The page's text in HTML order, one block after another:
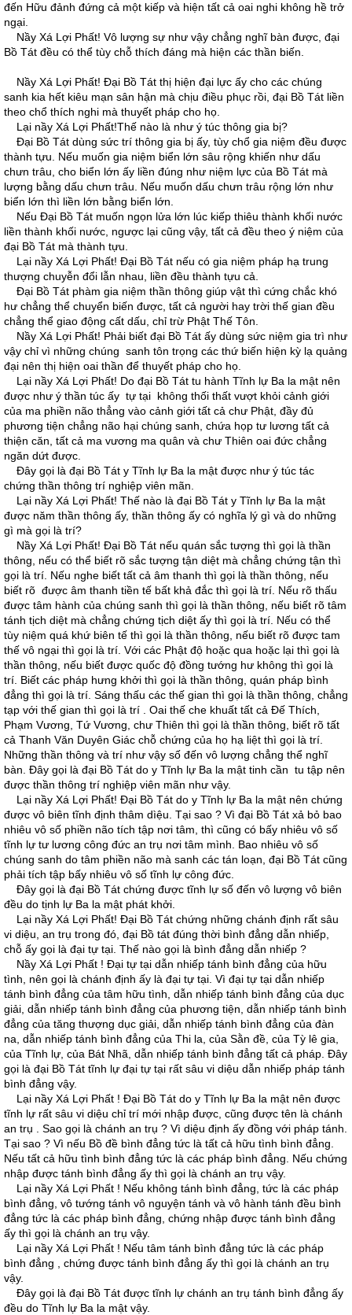
đến Hữu đảnh đứng cả một kiếp và hiện tất cả oai nghi không hề trở
ngại.
Nầy Xá Lợi Phất! Vô lượng sự như vậy chẳng nghĩ bàn được, đại
Bồ Tát đều có thể tùy chỗ thích đáng mà hiện các thần biến.
Nầy Xá Lợi Phất! Ðại Bồ Tát thị hiện đại lực ấy cho các chúng
sanh kia hết kiêu mạn sân hận mà chịu điều phục rồi, đại Bồ Tát liền
theo chổ thích nghi mà thuyết pháp cho họ.
Lại nầy Xá Lợi Phất!Thế nào là như ý túc thông gia bị?
Ðại Bồ Tát dùng sức trí thông gia bị ấy, tùy chổ gia niệm đều được
thành tựu. Nếu muốn gia niệm biển lớn sâu rộng khiến như dấu
chưn trâu, cho biển lớn ấy liền đúng như niệm lực của Bồ Tát mà
lượng bằng dấu chưn trâu. Nếu muốn dấu chưn trâu rộng lớn như
biển lớn thì liền lớn bằng biển lớn.
Nếu Ðại Bồ Tát muốn ngọn lửa lớn lúc kiếp thiêu thành khối nước
liền thành khối nước, ngược lại cũng vậy, tất cả đều theo ý niệm của
đại Bồ Tát mà thành tựu.
Lại nầy Xá Lợi Phất! Ðại Bồ Tát nếu có gia niệm pháp hạ trung
thượng chuyễn đổi lẫn nhau, liền đều thành tựu cả.
Ðại Bồ Tát phàm gia niệm thần thông giúp vật thì cứng chắc khó
hư chẳng thể chuyển biến được, tất cả người hay trời thế gian đều
chẳng thể giao động cất dấu, chỉ trừ Phật Thế Tôn.
Nầy Xá Lợi Phất! Phải biết đại Bồ Tát ấy dùng sức niệm gia trì như
vậy chỉ vì những chúng sanh tôn trọng các thứ biến hiện kỳ lạ quảng
đại nên thị hiện oai thần để thuyết pháp cho họ.
Lại nầy Xá Lợi Phất! Do đại Bồ Tát tu hành Tĩnh lự Ba la mật nên
được như ý thần túc ấy tự tại không thối thất vượt khỏi cảnh giới
của ma phiền não thẳng vào cảnh giới tất cả chư Phật, đầy đủ
phương tiện chẳng não hại chúng sanh, chứa họp tư lương tất cả
thiện căn, tất cả ma vương ma quân và chư Thiên oai đức chẳng
ngăn dứt được.
Ðây gọi là đại Bồ Tát y Tĩnh lự Ba la mật được như ý túc tác
chứng thần thông trí nghiệp viên mãn.
Lại nầy Xá Lợi Phất! Thế nào là đại Bồ Tát y Tĩnh lự Ba la mật
được năm thần thông ấy, thần thông ấy có nghĩa lý gì và do những
gì mà gọi là trí?
Nầy Xá Lợi Phất! Ðại Bồ Tát nếu quán sắc tượng thì gọi là thần
thông, nếu có thể biết rõ sắc tượng tận diệt mà chẳng chứng tận thì
gọi là trí. Nếu nghe biết tất cả âm thanh thì gọi là thần thông, nếu
biết rõ được âm thanh tiền tế bất khả đắc thì gọi là trí. Nếu rõ thấu
được tâm hành của chúng sanh thì gọi là thần thông, nếu biết rõ tâm
tánh tịch diệt mà chẳng chứng tịch diệt ấy thì gọi là trí. Nếu có thể
tùy niệm quá khứ biên tế thì gọi là thần thông, nếu biết rõ được tam
thế vô ngại thì gọi là trí. Với các Phật độ hoặc qua hoặc lại thì gọi là
thần thông, nếu biết được quốc độ đồng tướng hư không thì gọi là
trí. Biết các pháp hưng khởi thì gọi là thần thông, quán pháp bình
đẳng thì gọi là trí. Sáng thấu các thế gian thì gọi là thần thông, chẳng
tạp với thế gian thì gọi là trí . Oai thế che khuất tất cả Ðế Thích,
Phạm Vương, Tứ Vương, chư Thiên thì gọi là thần thông, biết rõ tất
cả Thanh Văn Duyên Giác chỗ chứng của họ hạ liệt thì gọi là trí.
Những thần thông và trí như vậy số đến vô lượng chẳng thể nghĩ
bàn. Ðây gọi là đại Bồ Tát do y Tĩnh lự Ba la mật tinh cần tu tập nên
được thần thông trí nghiệp viên mãn như vậy.
Lại nầy Xá Lợi Phất! Ðại Bồ Tát do y Tĩnh lự Ba la mật nên chứng
được vô biên tĩnh định thâm dìệu. Tại sao ? Vì đại Bồ Tát xả bỏ bao
nhiêu vô số phiền não tích tập nơi tâm, thì cũng có bấy nhiêu vô số
tĩnh lự tư lương công đức an trụ nơi tâm mình. Bao nhiêu vô số
chúng sanh do tâm phiền não mà sanh các tán loạn, đại Bồ Tát cũng
phải tích tập bấy nhiêu vô số tĩnh lự công đức.
Ðây gọi là đại Bồ Tát chứng được tĩnh lự số đến vô lượng vô biên
đều do tịnh lự Ba la mật phát khởi.
Lại nầy Xá Lợi Phất! Ðại Bồ Tát chứng những chánh định rất sâu
vi diệu, an trụ trong đó, đại Bồ tát đúng thời bình đẳng dẫn nhiếp,
chỗ ấy gọi là đại tự tại. Thế nào gọi là bình đẳng dẫn nhiếp ?
Nầy Xá Lợi Phất ! Ðại tự tại dẫn nhiếp tánh bình đẳng của hữu
tình, nên gọi là chánh định ấy là đại tự tại. Vì đại tự tại dẫn nhiếp
tánh bình đẳng của tâm hữu tình, dẫn nhiếp tánh bình đẳng của dục
giải, dẫn nhiếp tánh bình đẳng của phương tiện, dẫn nhiếp tánh bình
đẳng của tăng thượng dục giải, dẫn nhiếp tánh bình đẳng của đàn
na, dẫn nhiếp tánh bình đẳng của Thi la, của Sằn đề, của Tỳ lê gia,
của Tĩnh lự, của Bát Nhã, dẫn nhiếp tánh bình đẳng tất cả pháp. Ðây
gọi là đại Bồ Tát tĩnh lự đại tự tại rất sâu vi diệu dẫn nhiếp pháp tánh
bình đẳng vậy.
Lại nầy Xá Lợi Phất ! Ðại Bồ Tát do y Tĩnh lự Ba la mật nên được
tĩnh lự rất sâu vi diệu chỉ trí mới nhập được, cũng được tên là chánh
an trụ . Sao gọi là chánh an trụ ? Vì diệu định ấy đồng với pháp tánh.
Tại sao ? Vì nếu Bồ đề bình đẳng tức là tất cả hữu tình bình đẳng.
Nếu tất cả hữu tình bình đẳng tức là các pháp bình đẳng. Nếu chứng
nhập được tánh bình đẳng ấy thì gọi là chánh an trụ vậy.
Lại nầy Xá Lợi Phất ! Nếu không tánh bình đẳng, tức là các pháp
bình đẳng, vô tướng tánh vô nguyện tánh và vô hành tánh đều bình
đẳng tức là các pháp bình đẳng, chứng nhập được tánh bình đẳng
ấy thì gọi là chánh an trụ vậy.
Lại nầy Xá Lợi Phất ! Nếu tâm tánh bình đẳng tức là các pháp
bình đẳng , chứng được tánh bình đẳng ấy thì gọi là chánh an trụ
vậy.
Ðây gọi là đại Bồ Tát được tĩnh lự chánh an trụ tánh bình đẳng ấy
đều do Tĩnh lự Ba la mật vậy.